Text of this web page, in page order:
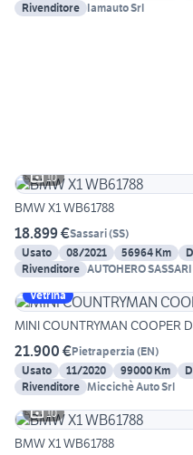
Rivenditore Iamauto Srl
10
BMW X1 WB61788
18.899 €Sassari(SS)
Usato
08/2021 56964 Km
Rivenditore AUTOHERO SASSARI
Vetrina
MINI COUNTRYMAN COOPER
21.900 €Pietraperzia (EN)
Usato
11/2020 99000 Km
Rivenditore Miccichè Auto Srl
10
BMW X1 WB61788